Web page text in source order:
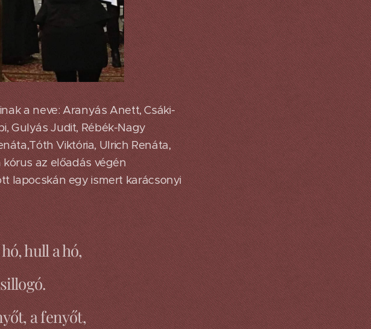
a neve: Aranyás Anett, Csáki-
Gulyás Judit, Rébék-Nagy
Viktória, Ulrich Renáta,
az előadás végén
lapocskán egy ismert karácsonyi
hull a hó,
a fenyőt,